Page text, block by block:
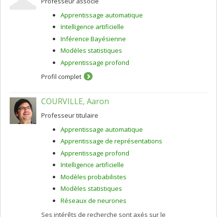
été développée ici et dans quelques laboratoires
depuis 2006 et a connu des succès fracassants au cours
Apprentissage automatique
Intelligence artificielle
Inférence Bayésienne
Modèles statistiques
Apprentissage profond
Profil complet
COURVILLE, Aaron
Professeur titulaire
Apprentissage automatique
Apprentissage de représentations
Apprentissage profond
Intelligence artificielle
Modèles probabilistes
Modèles statistiques
Réseaux de neurones
Ses intérêts de recherche sont axés sur le